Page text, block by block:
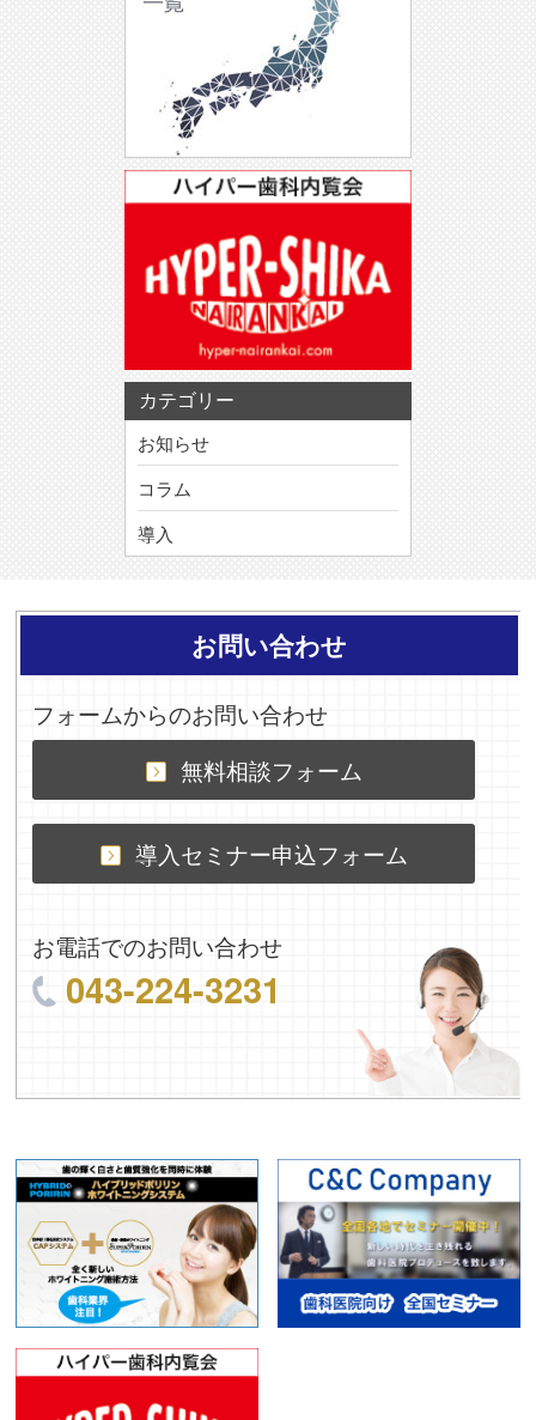
カテゴリー
お知らせ
コラム
導入
お問い合わせ
フォームからのお問い合わせ
無料相談フォーム
導入セミナー申込フォーム
お電話でのお問い合わせ
043-224-3231